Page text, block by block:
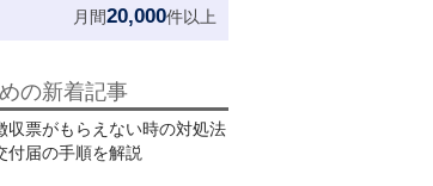
月間20,000件以上
の新着記事
収票がもらえない時の対処法
付届の手順を解説